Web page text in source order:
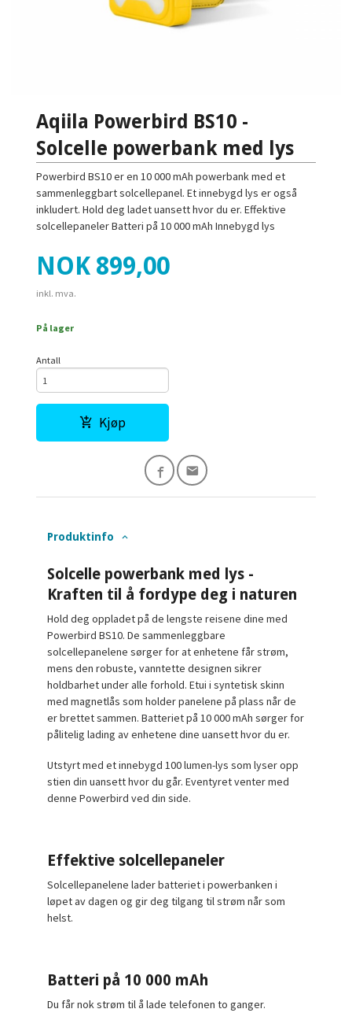
Aqiila Powerbird BS10 -
Solcelle powerbank med lys
Powerbird BS10 er en 10 000 mAh powerbank med et
sammenleggbart solcellepanel. Et innebygd lys er også
inkludert. Hold deg ladet uansett hvor du er. Effektive
solcellepaneler Batteri på 10 000 mAh Innebygd lys
Pris
NOK 899,00
inkl. mva.
På lager
Antall
Kjøp
Produktinfo
Solcelle powerbank med lys -
Kraften til å fordype deg i naturen
Hold deg oppladet på de lengste reisene dine med
Powerbird BS10. De sammenleggbare
solcellepanelene sørger for at enhetene får strøm,
mens den robuste, vanntette designen sikrer
holdbarhet under alle forhold. Etui i syntetisk skinn
med magnetlås som holder panelene på plass når de
er brettet sammen. Batteriet på 10 000 mAh sørger for
pålitelig lading av enhetene dine uansett hvor du er.
Utstyrt med et innebygd 100 lumen-lys som lyser opp
stien din uansett hvor du går. Eventyret venter med
denne Powerbird ved din side.
Effektive solcellepaneler
Solcellepanelene lader batteriet i powerbanken i
løpet av dagen og gir deg tilgang til strøm når som
helst.
Batteri på 10 000 mAh
Du får nok strøm til å lade telefonen to ganger.